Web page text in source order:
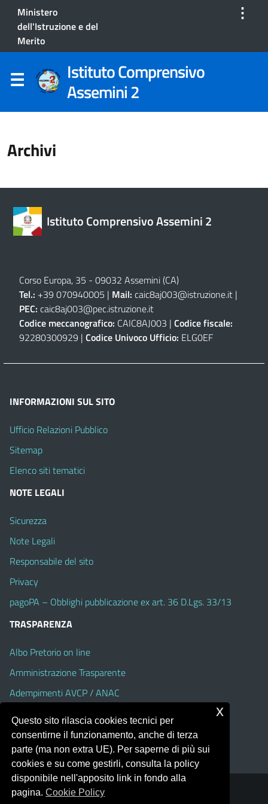
Ministero
dell'Istruzione e del
Merito
⋮
Istituto Comprensivo
Assemini 2
Archivi
Istituto Comprensivo Assemini 2
Corso Europa, 35 - 09032 Assemini (CA)
Tel.: +39 070940005 | Mail: caic8aj003@istruzione.it |
PEC: caic8aj003@pec.istruzione.it
Codice meccanografico: CAIC8AJ003 | Codice fiscale:
92280300929 | Codice Univoco Ufficio: ELG0EF
INFORMAZIONI SUL SITO
Ufficio Relazioni Pubblico
Sitemap
Elenco siti tematici
NOTE LEGALI
Sicurezza
Note Legali
Responsabile del sito
Privacy
pagoPA – Obblighi pubblicazione ex art. 36 D.Lgs. 33/13
TRASPARENZA
Albo Pretorio on line
Amministrazione Trasparente
Adempimenti AVCP / ANAC
Dichiarazione di accessibilità
Portale realizzato con la piattaforma
Questo sito rilascia cookies tecnici per
consentirne il funzionamento, anche di terza
parte (ma non extra UE). Per saperne di più sui
cookies e su come gestirli, consulta la policy
disponibile nell'apposito link in fondo alla
pagina.Cookie Policy
x